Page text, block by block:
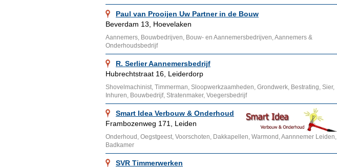
Paul van Prooijen Uw Partner in de Bouw
Beverdam 13, Hoevelaken
Aannemers, Bouwbedrijven, Bouw- en Aannemersbedrijven, Aannemers &
Onderhoudsbedrijf
R. Serlier Aannemersbedrijf
Hubrechtstraat 16, Leiderdorp
Shovelmachinist, Timmerman, Sloopwerkzaamheden, Grondwerk, Bestrating, Sier,
Inhuren, Bouwbedrijf, Stratenmaker, Voegersbedrijf
Smart Idea Verbouw & Onderhoud
Frambozenweg 171, Leiden
Onderhoud, Oegstgeest, Voorschoten, Dakkapellen, Warmond, Aannnemer Leiden,
Badkamer
SVR Timmerwerken